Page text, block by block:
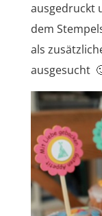
ausgedruckt
dem
als
ausgesucht